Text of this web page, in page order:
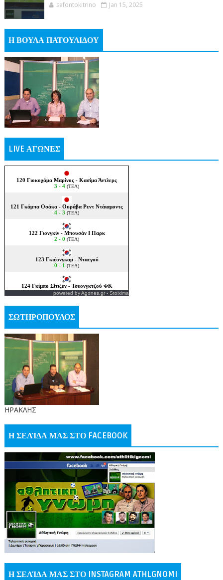
sefontokitrino Jan 15, 2025
Η ΒΟΥΛΑ ΠΑΤΟΥΛΙΔΟΥ
LIVE ΑΓΩΝΕΣ
powered byAgones.gr- Stoixima
ΣΩΤΗΡΟΠΟΥΛΟΣ
ΗΡΑΚΛΗΣ
Η ΣΕΛΊΔΑ ΜΑΣ ΣΤΟ FACEBOOK
Η ΣΕΛΊΔΑ ΜΑΣ ΣΤΟ INSTAGRAM ATHLGNOMI